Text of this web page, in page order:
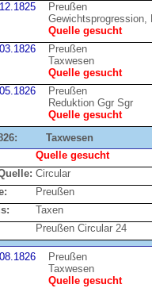
Preußen
Gewichtsprogression,
Quelle gesucht
Preußen
Taxwesen
Quelle gesucht
Preußen
Reduktion Ggr Sgr
Quelle gesucht
Taxwesen
Quelle gesucht
Circular
Preußen
Taxen
Preußen Circular 24
Preußen
Taxwesen
Quelle gesucht